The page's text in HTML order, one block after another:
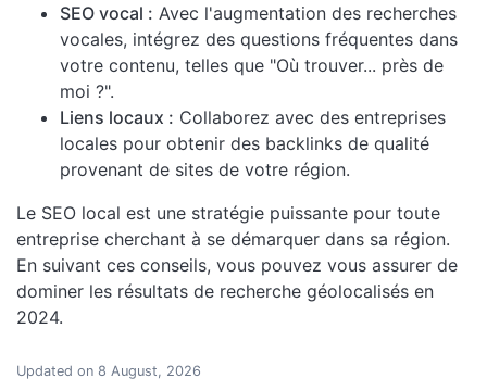
SEO vocal : Avec l'augmentation des recherches
vocales, intégrez des questions fréquentes dans
votre contenu, telles que "Où trouver... près de
moi ?".
Liens locaux : Collaborez avec des entreprises
locales pour obtenir des backlinks de qualité
provenant de sites de votre région.
Le SEO local est une stratégie puissante pour toute
entreprise cherchant à se démarquer dans sa région.
En suivant ces conseils, vous pouvez vous assurer de
dominer les résultats de recherche géolocalisés en
2024.
Updated on 8 August, 2026